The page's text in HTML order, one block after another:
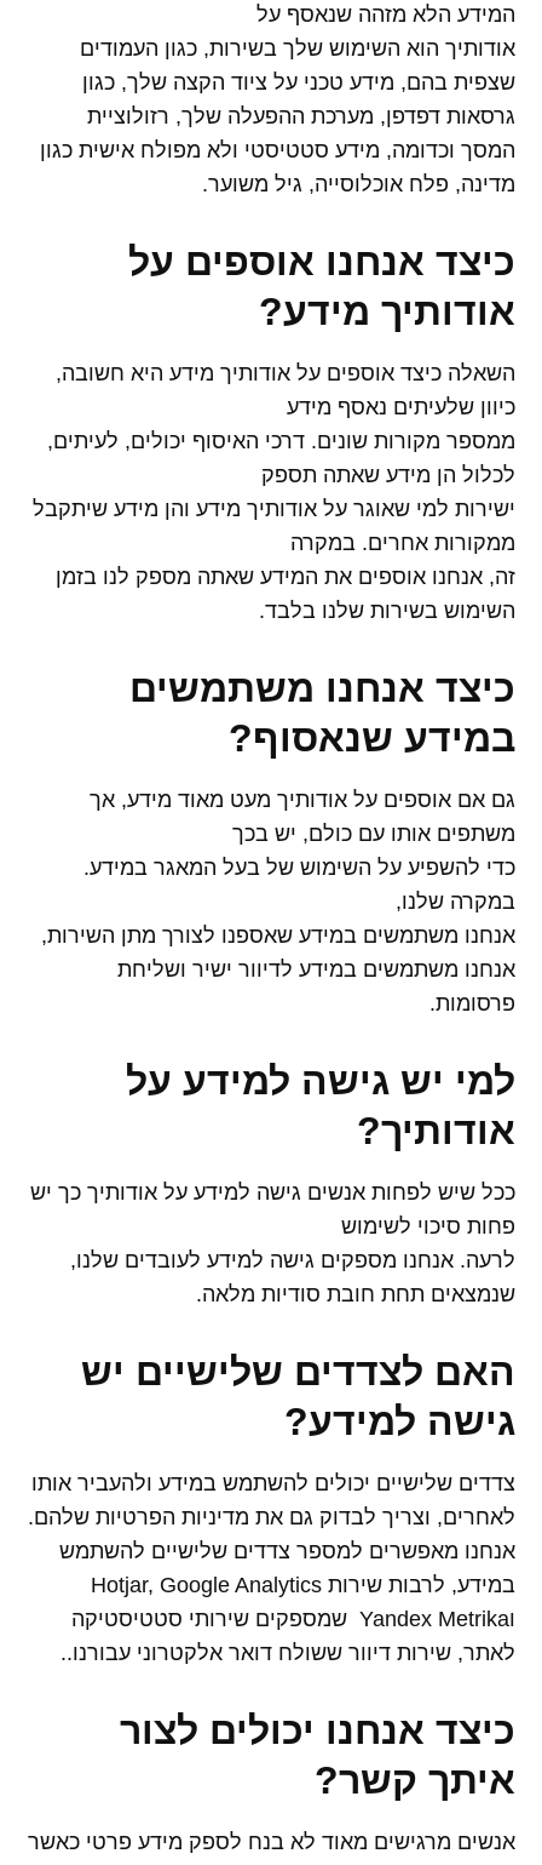
המידע הלא מזהה שנאסף על
אודותיך הוא השימוש שלך בשירות, כגון העמודים
שצפית בהם, מידע טכני על ציוד הקצה שלך, כגון
גרסאות דפדפן, מערכת ההפעלה שלך, רזולוציית
המסך וכדומה, מידע סטטיסטי ולא מפולח אישית כגון
מדינה, פלח אוכלוסייה, גיל משוער.
כיצד אנחנו אוספים על
אודותיך מידע?
השאלה כיצד אוספים על אודותיך מידע היא חשובה,
כיוון שלעיתים נאסף מידע
ממספר מקורות שונים. דרכי האיסוף יכולים, לעיתים,
לכלול הן מידע שאתה תספק
ישירות למי שאוגר על אודותיך מידע והן מידע שיתקבל
ממקורות אחרים. במקרה
זה, אנחנו אוספים את המידע שאתה מספק לנו בזמן
השימוש בשירות שלנו בלבד.
כיצד אנחנו משתמשים
במידע שנאסוף?
גם אם אוספים על אודותיך מעט מאוד מידע, אך
משתפים אותו עם כולם, יש בכך
כדי להשפיע על השימוש של בעל המאגר במידע.
במקרה שלנו,
אנחנו משתמשים במידע שאספנו לצורך מתן השירות,
אנחנו משתמשים במידע לדיוור ישיר ושליחת
פרסומות.
למי יש גישה למידע על
אודותיך?
ככל שיש לפחות אנשים גישה למידע על אודותיך כך יש
פחות סיכוי לשימוש
לרעה. אנחנו מספקים גישה למידע לעובדים שלנו,
שנמצאים תחת חובת סודיות מלאה.
האם לצדדים שלישיים יש
גישה למידע?
צדדים שלישיים יכולים להשתמש במידע ולהעביר אותו
לאחרים, וצריך לבדוק גם את מדיניות הפרטיות שלהם.
אנחנו מאפשרים למספר צדדים שלישיים להשתמש
במידע, לרבות שירות Hotjar, Google Analytics
וYandex Metrika שמספקים שירותי סטטיסטיקה
לאתר, שירות דיוור ששולח דואר אלקטרוני עבורנו..
כיצד אנחנו יכולים לצור
איתך קשר?
אנשים מרגישים מאוד לא בנח לספק מידע פרטי כאשר